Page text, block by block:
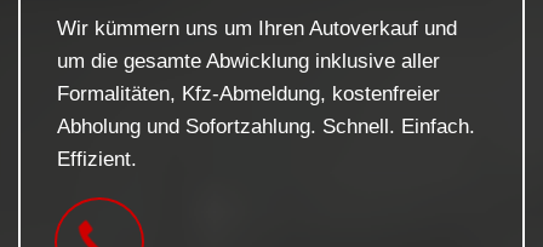
Wir kümmern uns um Ihren Autoverkauf und
um die gesamte Abwicklung inklusive aller
Formalitäten, Kfz-Abmeldung, kostenfreier
Abholung und Sofortzahlung. Schnell. Einfach.
Effizient.